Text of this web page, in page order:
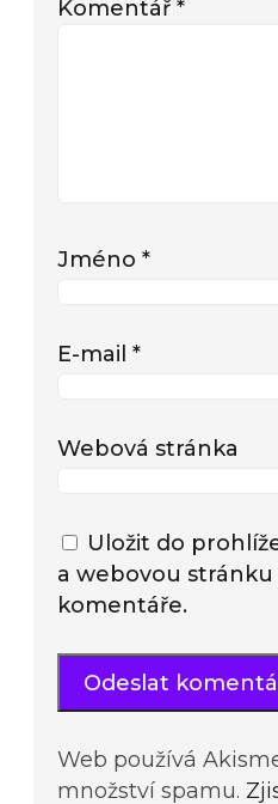
Komentář *
Jméno *
E-mail *
Webová stránka
Uložit do
a webovou
komentáře.
Web používá
množství spamu.